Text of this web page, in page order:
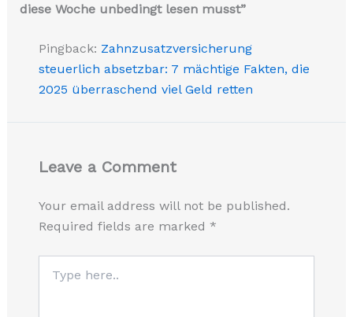
diese Woche unbedingt lesen musst”
Pingback: Zahnzusatzversicherung
steuerlich absetzbar: 7 mächtige Fakten, die
2025 überraschend viel Geld retten
Leave a Comment
Your email address will not be published.
Required fields are marked *
here..